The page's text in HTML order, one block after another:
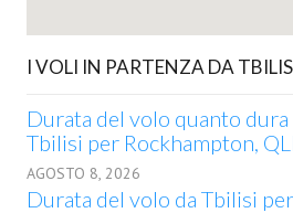
I VOLI IN PARTENZA DA
Durata del volo quanto dura
Tbilisi per Rockhampton,
AGOSTO 8, 2026
Durata del volo da Tbilisi